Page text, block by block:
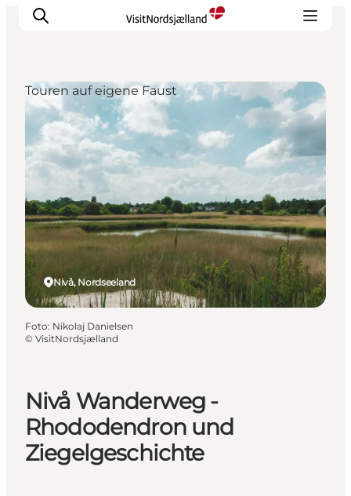
Highlights
Erlebnisse
Geschmack
Unterkünfte
Städte
Reiseplanung
Nivå Wanderweg -
Rhododendron und
Ziegelgeschichte
Nivå, Nordseeland
Touren auf eigene Faust
Foto: Nikolaj Danielsen
© VisitNordsjælland